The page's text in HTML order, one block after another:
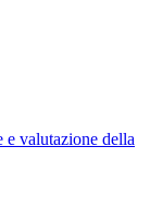
e valutazione della